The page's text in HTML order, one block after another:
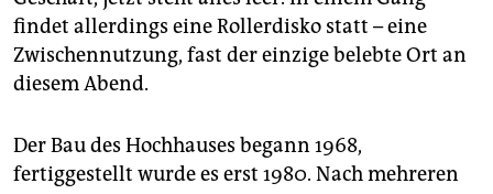
findet allerdings eine Rollerdisko statt – eine
Zwischennutzung, fast der einzige belebte Ort an
diesem Abend.
Der Bau des Hochhauses begann 1968,
fertiggestellt wurde es erst 1980. Nach mehreren